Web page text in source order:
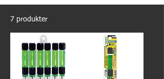
7 produkter